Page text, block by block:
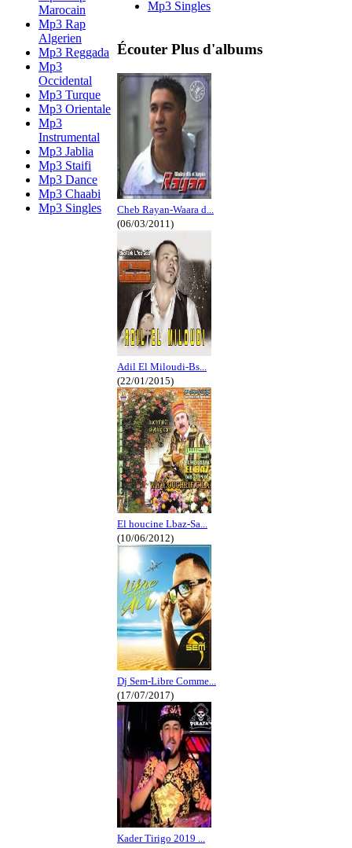
Marocain
Mp3 Rap
Algerien
Mp3 Reggada
Mp3
Occidental
Mp3 Turque
Mp3 Orientale
Mp3
Instrumental
Mp3 Jablia
Mp3 Staifi
Mp3 Dance
Mp3 Chaabi
Mp3 Singles
Mp3 Singles
Écouter Plus d'albums
Cheb Rayan-Waara d...
(06/03/2011)
Adil El Miloudi-Bs...
(22/01/2015)
El houcine Lbaz-Sa...
(10/06/2012)
Dj Sem-Libre Comme...
(17/07/2017)
Kader Tirigo 2019 ...